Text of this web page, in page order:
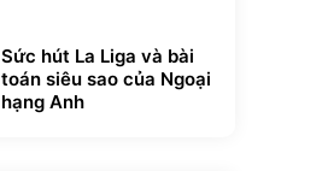
Sức hút La Liga và bài
toán siêu sao của Ngoại
hạng Anh